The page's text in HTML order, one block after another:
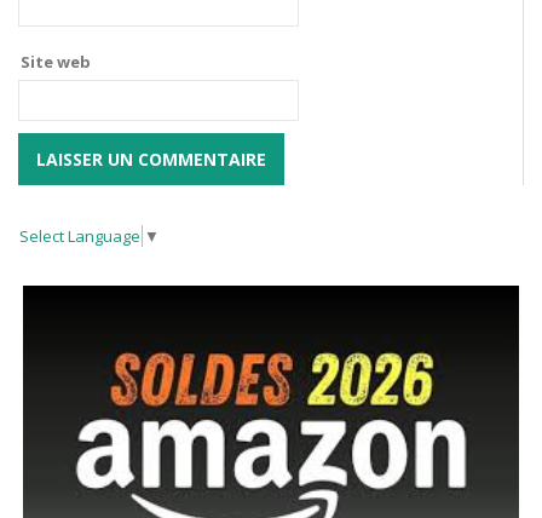
Site web
Select Language ▼